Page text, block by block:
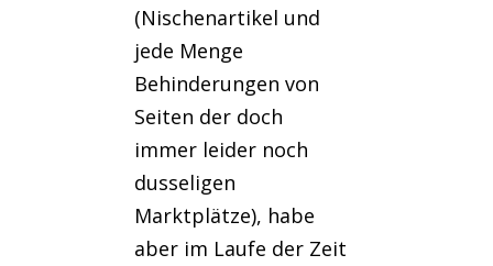
(Nischenartikel und
jede Menge
Behinderungen von
Seiten der doch
immer leider noch
dusseligen
Marktplätze), habe
aber im Laufe der Zeit